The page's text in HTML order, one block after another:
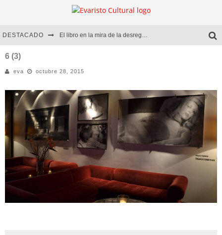
DESTACADO El libro en la mira de la desregulación
Diego Meret | Hotel Acapulco
Alejandra Correa | La nieve
6 (3)
eva octubre 28, 2015